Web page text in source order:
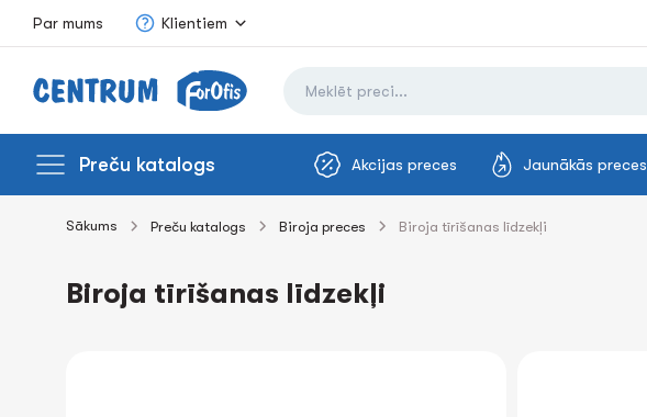
Par mums Klientiem
Preču katalogs Akcijas preces Jaunākās preces
Sākums Preču katalogs Biroja preces Biroja tīrīšanas līdzekļi
Biroja tīrīšanas līdzekļi